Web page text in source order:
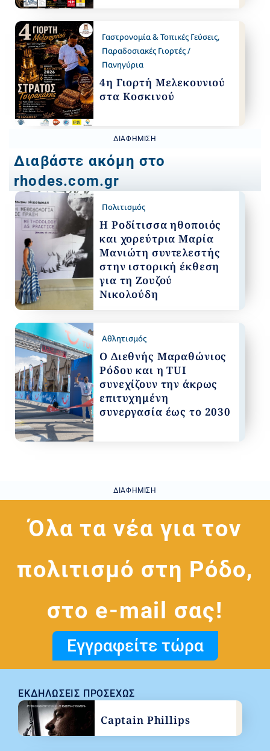
Γαστρονομία & Τοπικές Γεύσεις,
Παραδοσιακές Γιορτές /
Πανηγύρια
4η Γιορτή Μελεκουνιού
στα Κοσκινού
ΔΙΑΦΉΜΙΣΗ
Διαβάστε ακόμη στο
rhodes.com.gr
Πολιτισμός
Η Ροδίτισσα ηθοποιός
και χορεύτρια Μαρία
Μανιώτη συντελεστής
στην ιστορική έκθεση
για τη Ζουζού
Νικολούδη
Αθλητισμός
Ο Διεθνής Μαραθώνιος
Ρόδου και η TUI
συνεχίζουν την άκρως
επιτυχημένη
συνεργασία έως το 2030
ΔΙΑΦΉΜΙΣΗ
Όλα τα νέα για τον
πολιτισμό στη Ρόδο,
στο e-mail σας!
Εγγραφείτε τώρα
ΕΚΔΗΛΏΣΕΙΣ ΠΡΟΣΕΧΏΣ
Captain Phillips